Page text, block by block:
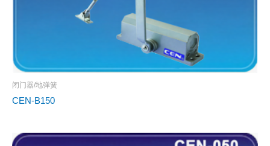
闭门器/地弹簧
CEN-B150